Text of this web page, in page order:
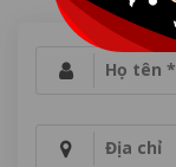
Họ tên *
Địa chỉ